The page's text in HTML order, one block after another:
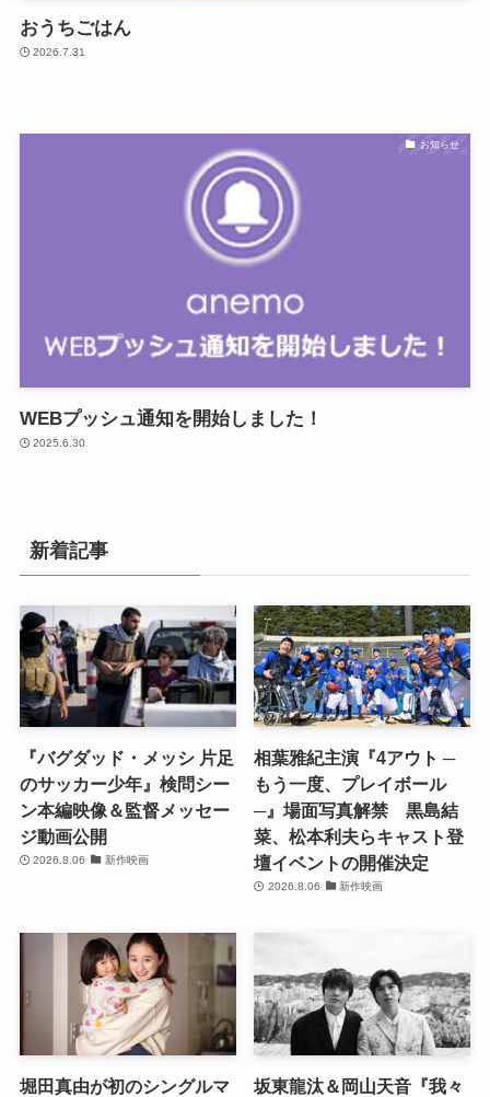
おうちごはん
2026.7.31
お知らせ
WEBプッシュ通知を開始しました！
2025.6.30
新着記事
『バグダッド・メッシ 片足
のサッカー少年』検問シー
ン本編映像＆監督メッセー
ジ動画公開
2026.8.06 新作映画
相葉雅紀主演『4アウト ─
もう一度、プレイボール
─』場面写真解禁 黒島結
菜、松本利夫らキャスト登
壇イベントの開催決定
2026.8.06 新作映画
堀田真由が初のシングルマ
坂東龍汰＆岡山天音『我々